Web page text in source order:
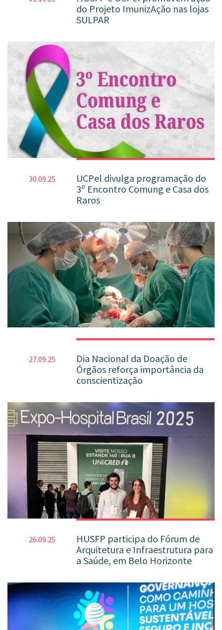
do Projeto ImunizAção nas lojas
SULPAR
30.09.25
UCPel divulga programação do
3º Encontro Comung e Casa dos
Raros
27.09.25
Dia Nacional da Doação de
Órgãos reforça importância da
conscientização
26.09.25
HUSFP participa do Fórum de
Arquitetura e Infraestrutura para
a Saúde, em Belo Horizonte